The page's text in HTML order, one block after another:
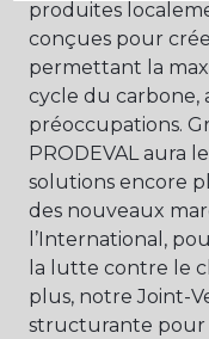
produites
conçues pour
permettant la
cycle du carbone,
préoccupations.
PRODEVAL aura
solutions encore
des nouveaux
l’International,
la lutte contre le
plus, notre Joint-
structurante pour